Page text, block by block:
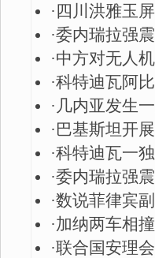
·四川洪雅玉
·委内瑞拉强
·中方对无人
·科特迪瓦阿
· 几内亚发生
·巴基斯坦开
·科特迪瓦一
·委内瑞拉强
·数说菲律宾
·加纳两车相
·联合国安理